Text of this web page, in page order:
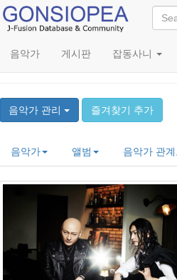
음악가 게시판 잡동사니
KARI BAND (仮BAND)
음악가 관리 즐겨찾기 추가
음악가 앨범 음악가 관계